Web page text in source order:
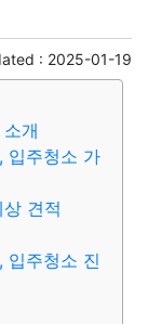
: 2025-01-19
개
입주청소 가
견적
입주청소 진